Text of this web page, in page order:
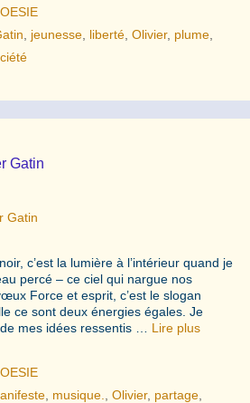
jeunesse liberté ,Olivier, plume
Gatin
Gatin
c’est la lumière à l’intérieur quand je
percé – ce ciel qui nargue nos
Force et esprit, c’est le slogan
ce sont deux énergies égales. Je
mes idées ressentis … Lire plus
musique. ,Olivier, partage